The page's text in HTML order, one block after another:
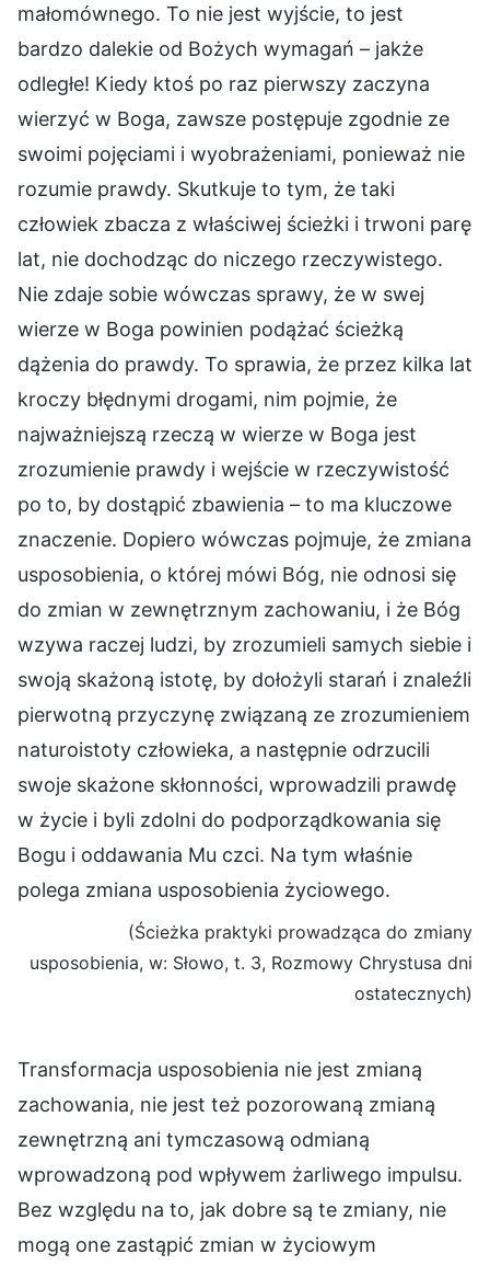
małomównego. To nie jest wyjście, to jest
bardzo dalekie od Bożych wymagań – jakże
odległe! Kiedy ktoś po raz pierwszy zaczyna
wierzyć w Boga, zawsze postępuje zgodnie ze
swoimi pojęciami i wyobrażeniami, ponieważ nie
rozumie prawdy. Skutkuje to tym, że taki
człowiek zbacza z właściwej ścieżki i trwoni parę
lat, nie dochodząc do niczego rzeczywistego.
Nie zdaje sobie wówczas sprawy, że w swej
wierze w Boga powinien podążać ścieżką
dążenia do prawdy. To sprawia, że przez kilka lat
kroczy błędnymi drogami, nim pojmie, że
najważniejszą rzeczą w wierze w Boga jest
zrozumienie prawdy i wejście w rzeczywistość
po to, by dostąpić zbawienia – to ma kluczowe
znaczenie. Dopiero wówczas pojmuje, że zmiana
usposobienia, o której mówi Bóg, nie odnosi się
do zmian w zewnętrznym zachowaniu, i że Bóg
wzywa raczej ludzi, by zrozumieli samych siebie i
swoją skażoną istotę, by dołożyli starań i znaleźli
pierwotną przyczynę związaną ze zrozumieniem
naturoistoty człowieka, a następnie odrzucili
swoje skażone skłonności, wprowadzili prawdę
w życie i byli zdolni do podporządkowania się
Bogu i oddawania Mu czci. Na tym właśnie
polega zmiana usposobienia życiowego.
(Ścieżka praktyki prowadząca do zmiany
usposobienia, w: Słowo, t. 3, Rozmowy Chrystusa dni
ostatecznych)
Transformacja usposobienia nie jest zmianą
zachowania, nie jest też pozorowaną zmianą
zewnętrzną ani tymczasową odmianą
wprowadzoną pod wpływem żarliwego impulsu.
Bez względu na to, jak dobre są te zmiany, nie
mogą one zastąpić zmian w życiowym